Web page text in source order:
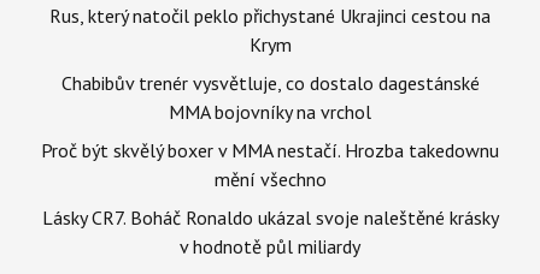
Rus, který natočil peklo přichystané Ukrajinci cestou na
Krym
Chabibův trenér vysvětluje, co dostalo dagestánské
MMA bojovníky na vrchol
Proč být skvělý boxer v MMA nestačí. Hrozba takedownu
mění všechno
Lásky CR7. Boháč Ronaldo ukázal svoje naleštěné krásky
v hodnotě půl miliardy